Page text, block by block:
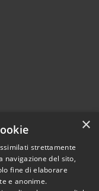
© 2026 • Comune di
×
strettamente
navigazione del sito,
fine di elaborare
e anonime.